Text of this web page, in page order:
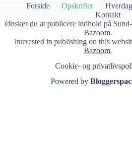
Forside Opskrifter Hverdag
Kontakt
Ønsker du at publicere indhold på
Bazoom.
Interested in publishing on this
Bazoom.
Cookie- og
Powered by